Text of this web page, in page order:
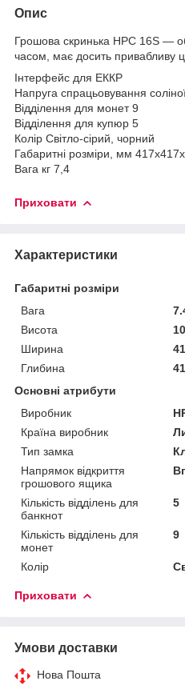
Опис
Грошова скринька HPC 16S —
часом, має досить привабливу
Інтерфейс для ЕККР
Напруга спрацьовування
Відділення для монет 9
Відділення для купюр 5
Колір Світло-сірий, чорний
Габаритні розміри, мм
Вага кг 7,4
Приховати
Характеристики
Габаритні розміри
Вага
Висота
Ширина
Глибина
Основні атрибути
Виробник
Країна виробник
Тип замка
Напрямок відкриття
грошового ящика
Кількість відділень для
банкнот
5
Кількість відділень для
монет
9
Колір
Приховати
Умови доставки
Нова Пошта